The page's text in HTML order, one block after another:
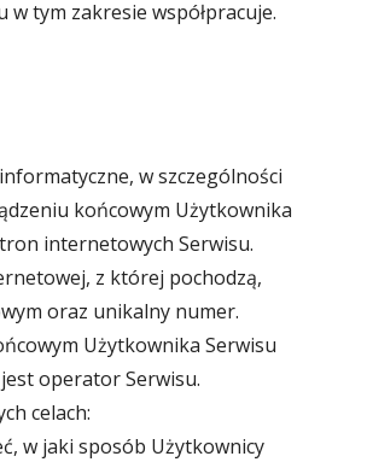
tym zakresie współpracuje.
w szczególności
końcowym Użytkownika
internetowych Serwisu.
z której pochodzą,
oraz unikalny numer.
Użytkownika Serwisu
operator Serwisu.
celach:
w jaki sposób Użytkownicy